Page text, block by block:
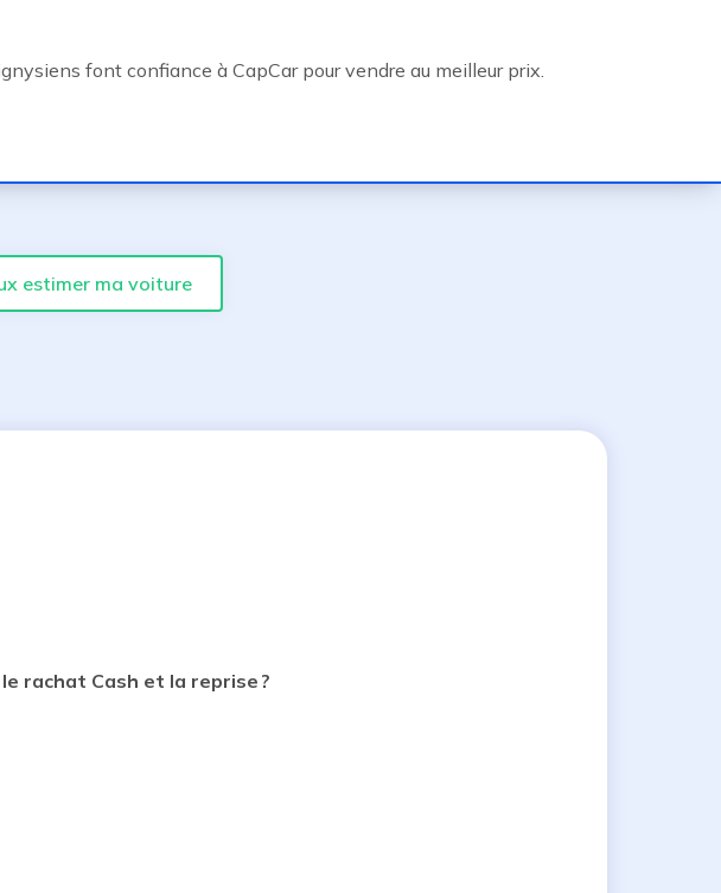
font confiance à CapCar pour vendre au meilleur prix.
estimer ma voiture
rachat Cash et la reprise ?